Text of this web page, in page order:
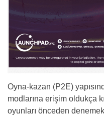
Oyna-kazan (P2E)
modlarına erişim oldukça
oyunları önceden